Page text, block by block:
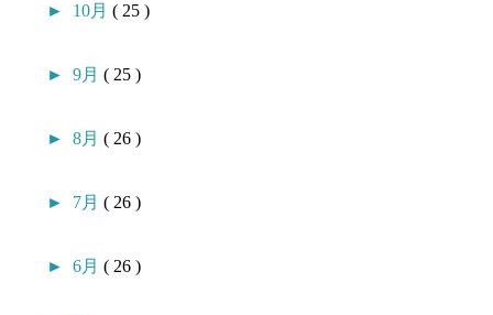
► 10月( 25 )
►9月( 25 )
►8月( 26 )
► 7月( 26 )
►6月( 26 )